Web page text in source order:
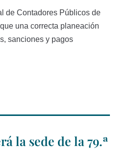
de Contadores Públicos de
una correcta planeación
sanciones y pagos
la sede de la 79.ª